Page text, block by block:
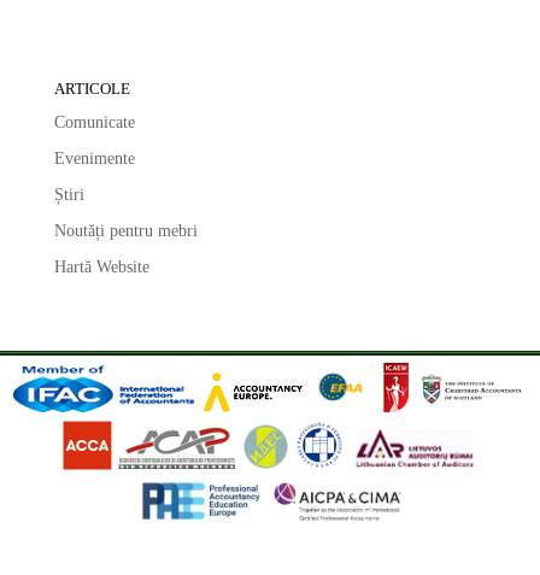
ARTICOLE
Comunicate
Evenimente
Știri
Noutăți pentru mebri
Hartă Website